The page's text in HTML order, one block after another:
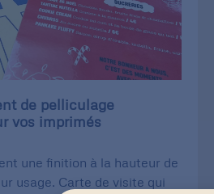
de pelliculage
vos imprimés
une finition à la hauteur de
usage. Carte de visite qui